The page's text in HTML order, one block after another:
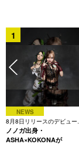
ュー・アーティ
of the Year」の
ら約6ヶ月とい
ど、国内外から
1
NEWS
8月8日リリースのデビュー曲
は「Time is money」
ノノガ出身・
ASHA×KOKONAが